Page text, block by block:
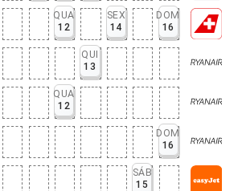
QUA
12
SEX
14
DOM
16
QUI
13
QUA
12
DOM
16
SÁB
15